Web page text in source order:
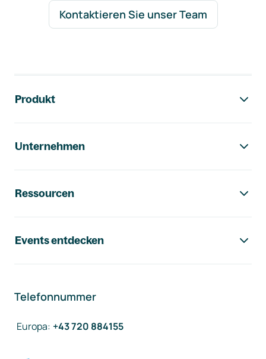
Kontaktieren Sie unser Team
Produkt
Unternehmen
Ressourcen
Events entdecken
Telefonnummer
Europa: +43 720 884155